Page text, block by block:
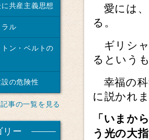
愛には、
る。
ギリシャ
るという
幸福の科
に説かれ
「いまか
う光の大
共産主義思想
ル
ン・ベルトの
の危険性
事の一覧を見る
リー